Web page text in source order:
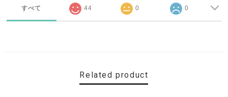
すべて 44 0 0
Related product